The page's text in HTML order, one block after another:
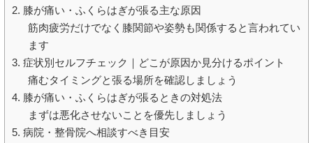
2. 膝が痛い・ふくらはぎが張る主な原因
筋肉疲労だけでなく膝関節や姿勢も関係すると言われてい
ます
3. 症状別セルフチェック｜どこが原因か見分けるポイント
痛むタイミングと張る場所を確認しましょう
4. 膝が痛い・ふくらはぎが張るときの対処法
まずは悪化させないことを優先しましょう
5. 病院・整骨院へ相談すべき目安